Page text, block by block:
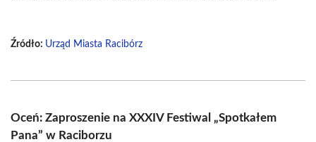
Źródło: Urząd Miasta Racibórz
Oceń: Zaproszenie na XXXIV Festiwal „Spotkałem
Pana” w Raciborzu